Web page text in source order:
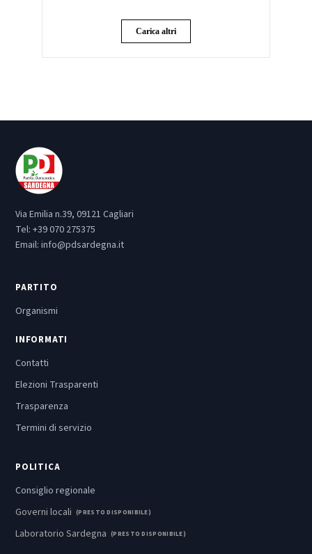
Carica altri
Via Emilia n.39, 09121 Cagliari
Tel: +39 070 275375
Email: info@pdsardegna.it
PARTITO
Organismi
INFORMATI
Contatti
Elezioni Trasparenti
Trasparenza
Termini di servizio
POLITICA
Consiglio regionale
Governi locali (PRESTO DISPONIBILE)
Laboratorio Sardegna (PRESTO DISPONIBILE)